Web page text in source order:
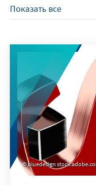
bluedesign